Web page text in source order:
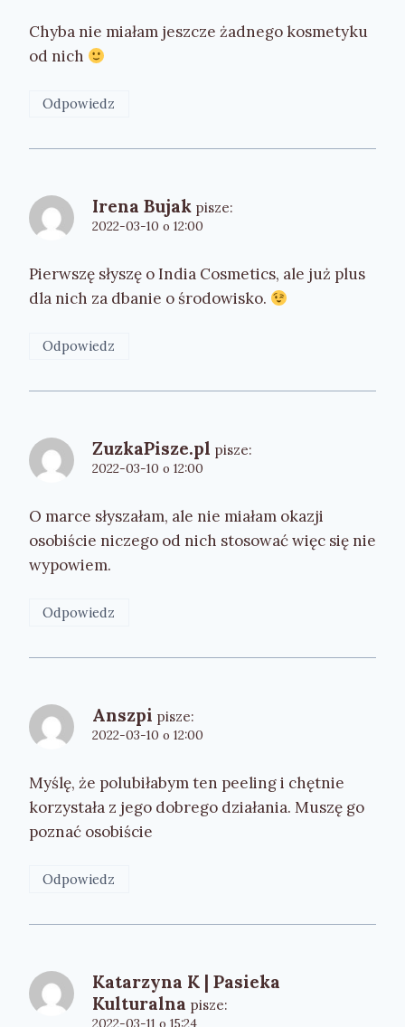
Chyba nie miałam jeszcze żadnego kosmetyku
od nich
Odpowiedz
Irena Bujak pisze:
2022-03-10 o 12:00
Pierwszę słyszę o India Cosmetics, ale już plus
dla nich za dbanie o środowisko.
Odpowiedz
ZuzkaPisze.pl pisze:
2022-03-10 o 12:00
O marce słyszałam, ale nie miałam okazji
osobiście niczego od nich stosować więc się nie
wypowiem.
Odpowiedz
Anszpi pisze:
2022-03-10 o 12:00
Myślę, że polubiłabym ten peeling i chętnie
korzystała z jego dobrego działania. Muszę go
poznać osobiście
Odpowiedz
Katarzyna K | Pasieka
Kulturalna pisze:
2022-03-11 o 15:24